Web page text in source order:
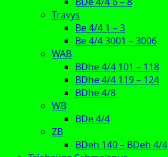
Travys
Be 4/4 1 – 3
Be 4/4 3001 – 3006
WAB
BDhe 4/4 101 – 118
BDhe 4/4 119 – 124
BDhe 4/8
WB
BDe 4/4
ZB
BDeh 140 – BDeh 4/4